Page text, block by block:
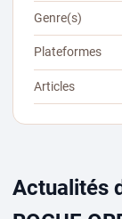
Genre(s)
Plateformes
Articles
Actualités